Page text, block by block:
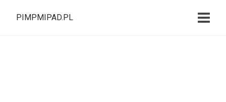
PIMPMIPAD.PL